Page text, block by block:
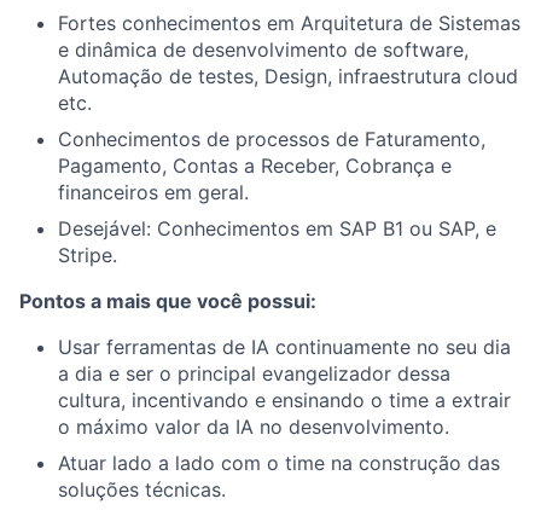
Fortes conhecimentos em Arquitetura de Sistemas
e dinâmica de desenvolvimento de software,
Automação de testes, Design, infraestrutura cloud
etc.
Conhecimentos de processos de Faturamento,
Pagamento, Contas a Receber, Cobrança e
financeiros em geral.
Desejável: Conhecimentos em SAP B1 ou SAP, e
Stripe.
Pontos a mais que você possui:
Usar ferramentas de IA continuamente no seu dia
a dia e ser o principal evangelizador dessa
cultura, incentivando e ensinando o time a extrair
o máximo valor da IA no desenvolvimento.
Atuar lado a lado com o time na construção das
soluções técnicas.